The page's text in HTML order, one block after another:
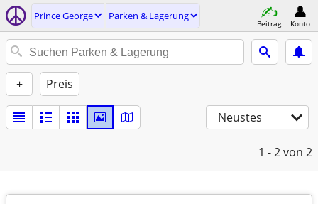
Prince George Parken & Lagerung
Beitrag Konto
+ Preis
Neustes
1 - 2von 2